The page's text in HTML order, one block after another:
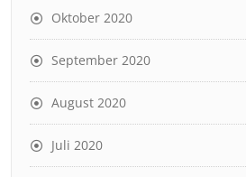
Oktober 2020
September 2020
August 2020
Juli 2020